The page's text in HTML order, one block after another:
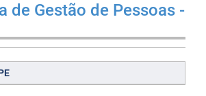
de Gestão de Pessoas -